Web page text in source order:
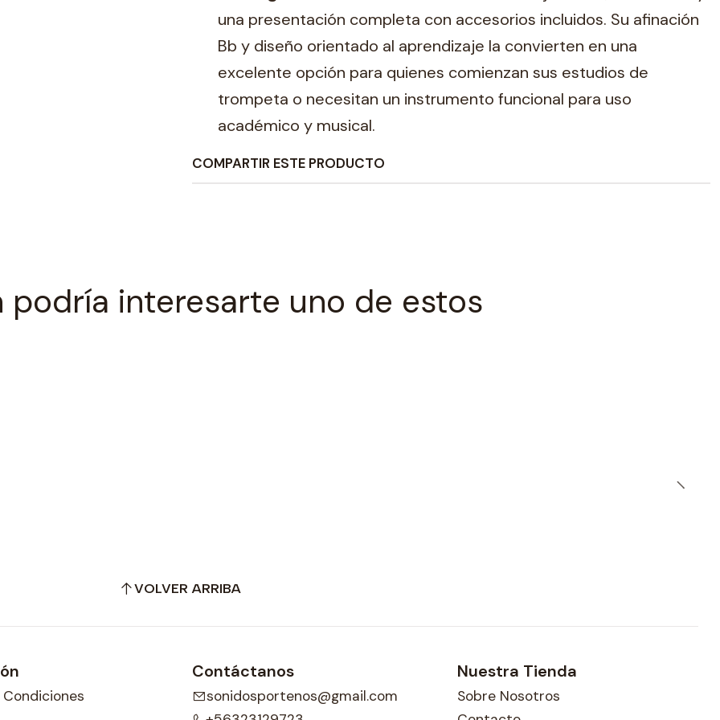
una presentación completa con accesorios incluidos. Su afinación
Bb y diseño orientado al aprendizaje la convierten en una
excelente opción para quienes comienzan sus estudios de
trompeta o necesitan un instrumento funcional para uso
académico y musical.
COMPARTIR ESTE PRODUCTO
podría interesarte uno de estos
VOLVER ARRIBA
Contáctanos
sonidosportenos@gmail.com
Nuestra Tienda
Sobre Nosotros